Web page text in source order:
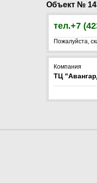
Объект №
тел.+7
Пожалуйста,
Компания
ТЦ